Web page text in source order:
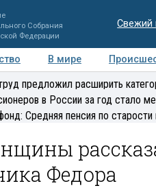
Собрания
Федерации
Свежий
В мире
Регионы Медиацентр
предложил расширить
в России за год стало
Средняя пенсия по
Федора